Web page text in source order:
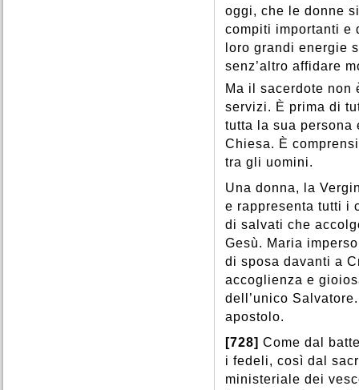
oggi, che le donne
compiti importanti e
loro grandi energie
senz’altro affidare
Ma il sacerdote non
servizi. È prima di
tutta la sua persona
Chiesa. È
tra gli uomini.
Una donna, la
e rappresenta tutti i
di salvati che
Gesù. Maria
di sposa davanti a
accoglienza e
dell’unico
apostolo.
[728] Come dal
i fedeli, così dal
ministeriale dei